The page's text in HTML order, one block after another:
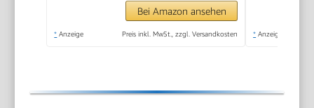
Kompatibel mit iOS
und Android für
Bei Amazon ansehen
* Anzeige Preis inkl. MwSt., zzgl. Versandkosten * Anzeige